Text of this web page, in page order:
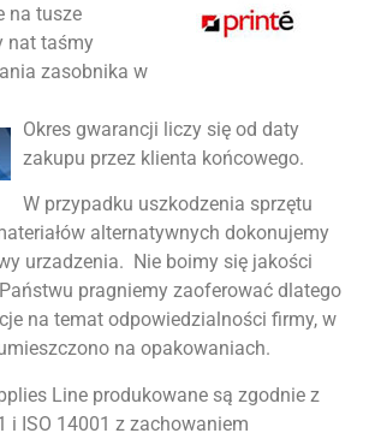
na tusze
nat taśmy
zasobnika w
Okres gwarancji liczy się od daty
zakupu przez klienta końcowego.
W przypadku uszkodzenia sprzętu
alternatywnych dokonujemy
urzadzenia. Nie boimy się jakości
pragniemy zaoferować dlatego
na temat odpowiedzialności firmy, w
na opakowaniach.
Line produkowane są zgodnie z
ISO 14001 z zachowaniem